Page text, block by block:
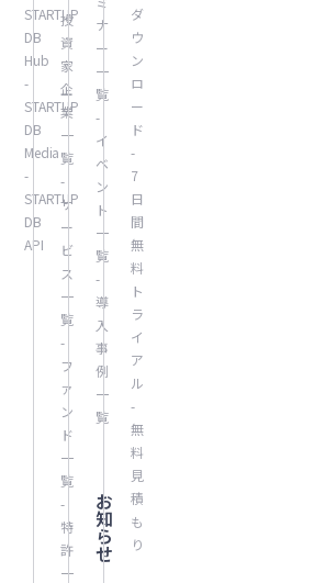
STARTUP
DB
Hub
-
STARTUP
DB
Media
-
STARTUP
DB
API
投
資
家
企
業
一
覧
-
サ
ー
ビ
ス
一
覧
-
フ
ァ
ン
ド
一
覧
-
特
許
一
ナ
ー
一
覧
-
イ
ベ
ン
ト
一
覧
-
導
入
事
例
一
覧
お
知
ら
せ
ダ
ウ
ン
ロ
ー
ド
-
7
日
間
無
料
ト
ラ
イ
ア
ル
-
無
料
見
積
も
り